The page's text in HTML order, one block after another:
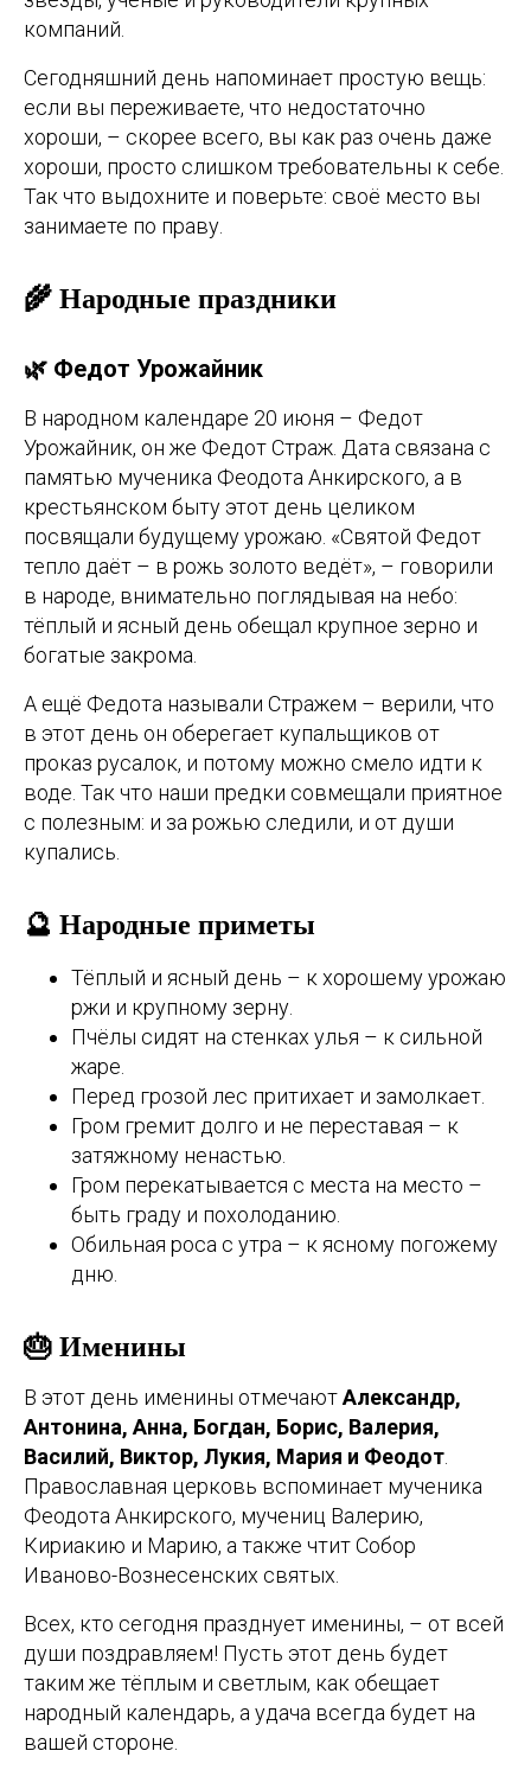
компаний.
Сегодняшний день напоминает простую вещь:
если вы переживаете, что недостаточно
хороши, – скорее всего, вы как раз очень даже
хороши, просто слишком требовательны к себе.
Так что выдохните и поверьте: своё место вы
занимаете по праву.
🌾 Народные праздники
🌿 Федот Урожайник
В народном календаре 20 июня – Федот
Урожайник, он же Федот Страж. Дата связана с
памятью мученика Феодота Анкирского, а в
крестьянском быту этот день целиком
посвящали будущему урожаю. «Святой Федот
тепло даёт – в рожь золото ведёт», – говорили
в народе, внимательно поглядывая на небо:
тёплый и ясный день обещал крупное зерно и
богатые закрома.
А ещё Федота называли Стражем – верили, что
в этот день он оберегает купальщиков от
проказ русалок, и потому можно смело идти к
воде. Так что наши предки совмещали приятное
с полезным: и за рожью следили, и от души
купались.
🔮 Народные приметы
Тёплый и ясный день – к хорошему урожаю
ржи и крупному зерну.
Пчёлы сидят на стенках улья – к сильной
жаре.
Перед грозой лес притихает и замолкает.
Гром гремит долго и не переставая – к
затяжному ненастью.
Гром перекатывается с места на место –
быть граду и похолоданию.
Обильная роса с утра – к ясному погожему
дню.
🎂 Именины
В этот день именины отмечаютАлександр,
Антонина, Анна, Богдан, Борис, Валерия,
Василий, Виктор, Лукия, Мария и Феодот
Православная церковь вспоминает мученика
Феодота Анкирского, мучениц Валерию,
Кириакию и Марию, а также чтит Собор
Иваново-Вознесенских святых.
Всех, кто сегодня празднует именины, – от всей
души поздравляем! Пусть этот день будет
таким же тёплым и светлым, как обещает
народный календарь, а удача всегда будет на
вашей стороне.